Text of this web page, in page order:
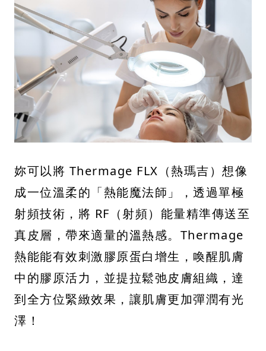
妳可以將 Thermage FLX（熱瑪吉）想像
成一位溫柔的「熱能魔法師」，透過單極
射頻技術，將 RF（射頻）能量精準傳送至
真皮層，帶來適量的溫熱感。Thermage
熱能能有效刺激膠原蛋白增生，喚醒肌膚
中的膠原活力，並提拉鬆弛皮膚組織，達
到全方位緊緻效果，讓肌膚更加彈潤有光
澤！